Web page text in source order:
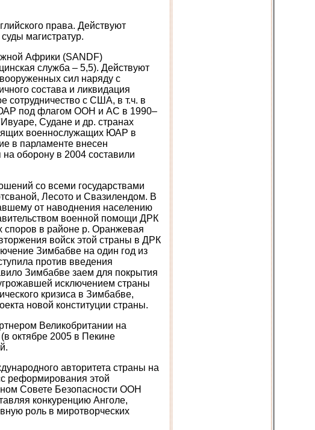
права. Действуют
магистратур.
Африки (SANDF)
служба – 5,5). Действуют
сил наряду с
состава и ликвидация
сотрудничество с США, в т.ч. в
ЮАР под флагом ООН и АС в 1990–
Судане и др. странах
военнослужащих ЮАР в
в парламенте внесен
оборону в 2004 составили
со всеми государствами
Лесото и Свазилендом. В
от наводнения населению
военной помощи ДРК
споров в районе р. Оранжевая
войск этой страны в ДРК
Зимбабве на один год из
против введения
Зимбабве заем для покрытия
исключением страны
кризиса в Зимбабве,
новой конституции страны.
Великобритании на
октябре 2005 в Пекине
авторитета страны на
реформирования этой
Совете Безопасности ООН
конкуренцию Анголе,
роль в миротворческих